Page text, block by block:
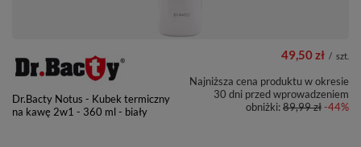
Dr.Bacty Notus - Kubek termiczny
na kawę 2w1 - 360 ml - biały
49,50 zł / szt.
Najniższa cena produktu w okresie
30 dni przed wprowadzeniem
obniżki:89,99 zł-44%